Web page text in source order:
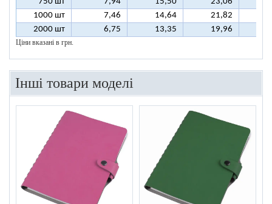
1000 шт
7,46 14,64 21,82
2000 шт
6,75 13,35 19,96
Ціни вказані в грн.
Інші товари моделі